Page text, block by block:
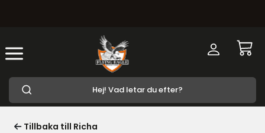
Tillbaka till Richa